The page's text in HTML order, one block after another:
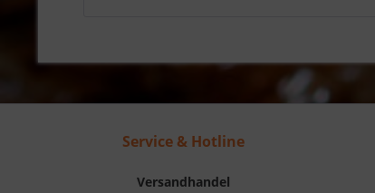
Service & Hotline
Versandhandel